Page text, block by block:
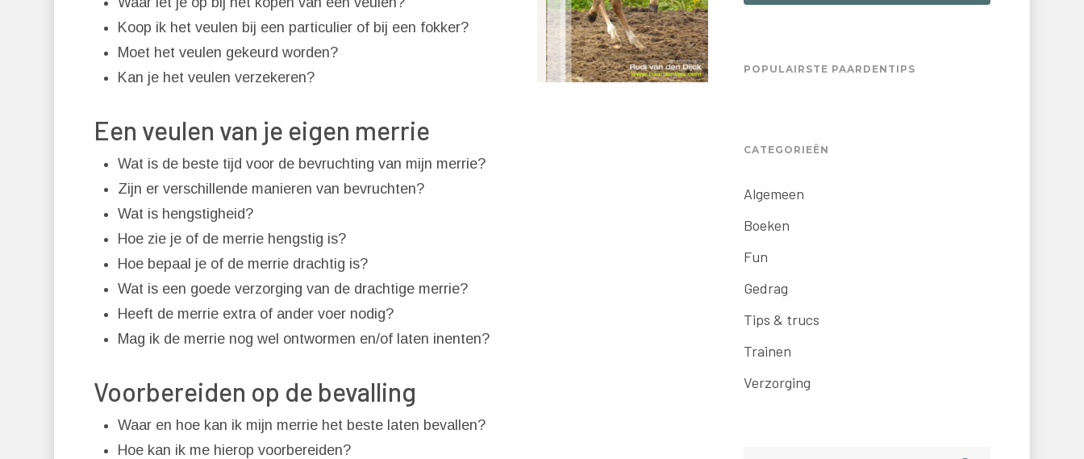
Koop ik het veulen bij een particulier of bij een fokker?
Moet het veulen gekeurd worden?
Kan je het veulen verzekeren?
Een veulen van je eigen merrie
Wat is de beste tijd voor de bevruchting van mijn merrie?
Zijn er verschillende manieren van bevruchten?
Wat is hengstigheid?
Hoe zie je of de merrie hengstig is?
Hoe bepaal je of de merrie drachtig is?
Wat is een goede verzorging van de drachtige merrie?
Heeft de merrie extra of ander voer nodig?
Mag ik de merrie nog wel ontwormen en/of laten inenten?
Voorbereiden op de bevalling
Waar en hoe kan ik mijn merrie het beste laten bevallen?
Hoe kan ik me hierop voorbereiden?
POPULAIRSTE PAARDENTIPS
CATEGORIEËN
Algemeen
Boeken
Fun
Gedrag
Tips & trucs
Trainen
Verzorging